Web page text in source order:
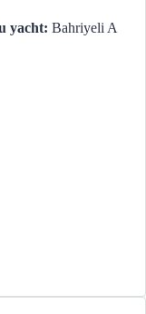
yacht: Bahriyeli A